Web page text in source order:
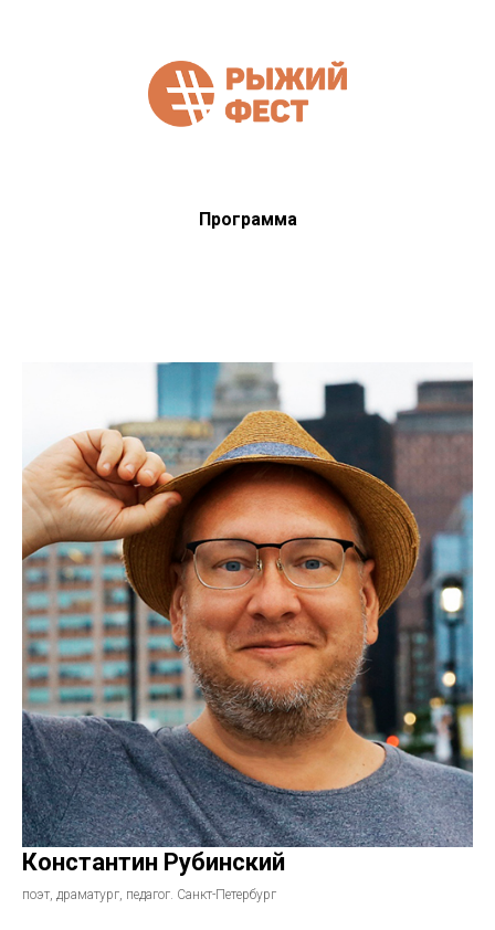
Программа
Константин Рубинский
поэт, драматург, педагог. Санкт-Петербург